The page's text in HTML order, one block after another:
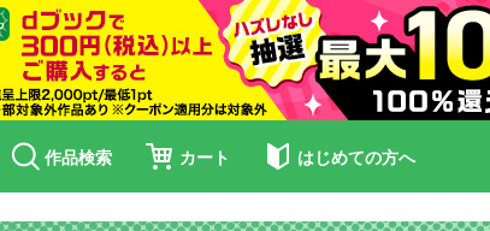
作品検索 カート はじめての方へ